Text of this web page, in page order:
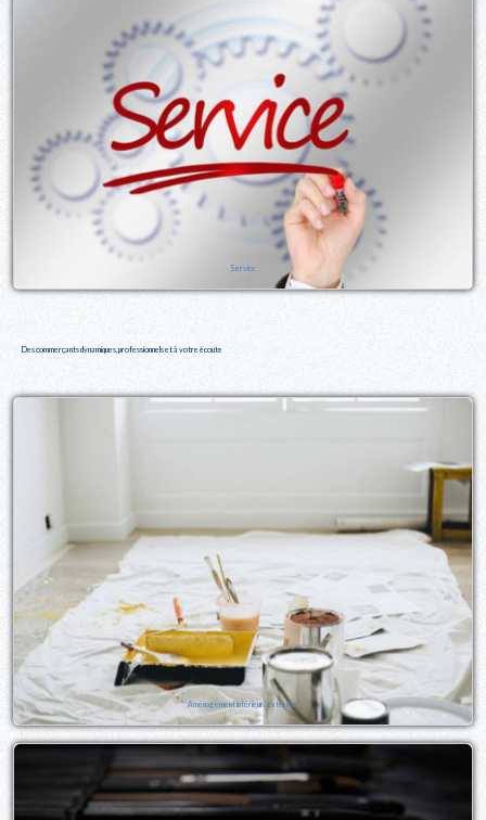
Service
Des commerçants dynamiques, professionnels et à votre écoute
Aménagement intérieur/extérieur